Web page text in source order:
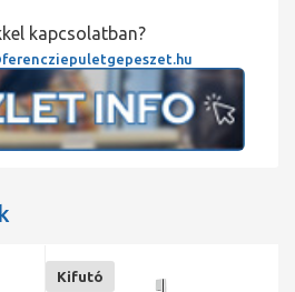
kapcsolatban?
Kifutó